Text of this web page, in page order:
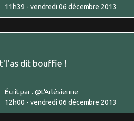
11h39 - vendredi 06 décembre 2013
t'l'as dit bouffie !
Écrit par : @L'Arlésienne
12h00 - vendredi 06 décembre 2013